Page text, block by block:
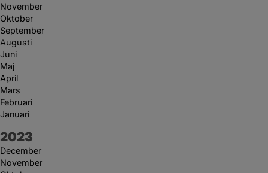
November
Oktober
September
Augusti
Juni
Maj
April
Mars
Februari
Januari
År:
2023
December
November